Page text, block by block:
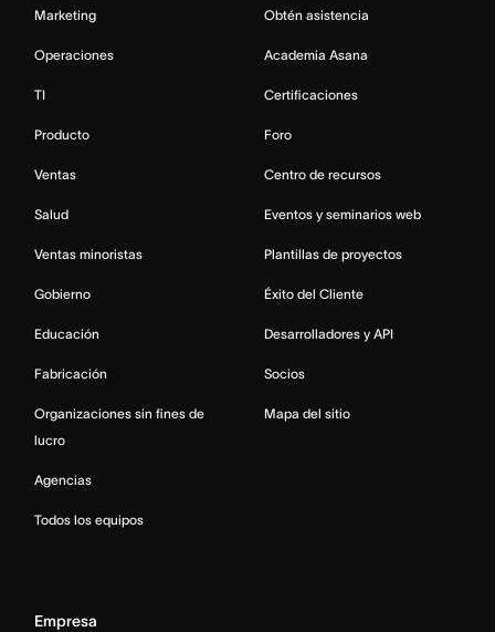
Marketing
Operaciones
TI
Producto
Ventas
Salud
Ventas minoristas
Gobierno
Educación
Fabricación
Organizaciones sin fines de
lucro
Agencias
Todos los equipos
Obtén asistencia
Academia Asana
Certificaciones
Foro
Centro de recursos
Eventos y seminarios web
Plantillas de proyectos
Éxito del Cliente
Desarrolladores y API
Socios
Mapa del sitio
Empresa